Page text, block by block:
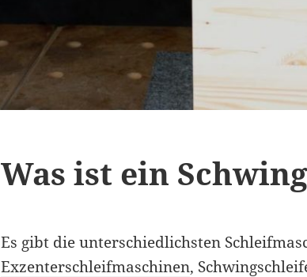
Was ist ein
Es gibt die unterschiedlichsten
Exzenterschleifmaschinen,